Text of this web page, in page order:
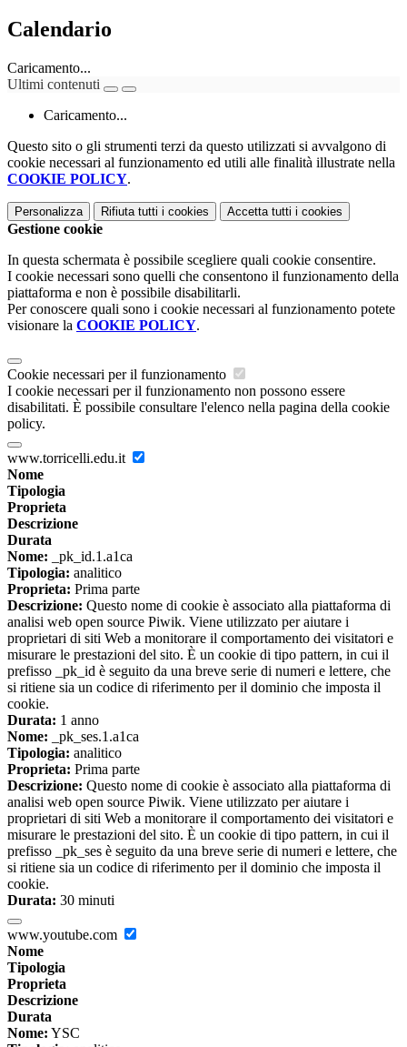
Calendario
Caricamento...
Ultimi contenuti
Caricamento...
Questo sito o gli strumenti terzi da questo utilizzati si avvalgono di
cookie necessari al funzionamento ed utili alle finalità illustrate nella
COOKIE POLICY.
Personalizza Rifiuta tutti i cookies Accetta tutti i cookies
Gestione cookie
In questa schermata è possibile scegliere quali cookie consentire.
I cookie necessari sono quelli che consentono il funzionamento della
piattaforma e non è possibile disabilitarli.
Per conoscere quali sono i cookie necessari al funzionamento potete
visionare la COOKIE POLICY.
Cookie necessari per il funzionamento
I cookie necessari per il funzionamento non possono essere
disabilitati. È possibile consultare l'elenco nella pagina della cookie
policy.
www.torricelli.edu.it
Nome
Tipologia
Proprieta
Descrizione
Durata
Nome: _pk_id.1.a1ca
Tipologia: analitico
Proprieta: Prima parte
Descrizione: Questo nome di cookie è associato alla piattaforma di
analisi web open source Piwik. Viene utilizzato per aiutare i
proprietari di siti Web a monitorare il comportamento dei visitatori e
misurare le prestazioni del sito. È un cookie di tipo pattern, in cui il
prefisso _pk_id è seguito da una breve serie di numeri e lettere, che
si ritiene sia un codice di riferimento per il dominio che imposta il
cookie.
Durata: 1 anno
Nome: _pk_ses.1.a1ca
Tipologia: analitico
Proprieta: Prima parte
Descrizione: Questo nome di cookie è associato alla piattaforma di
analisi web open source Piwik. Viene utilizzato per aiutare i
proprietari di siti Web a monitorare il comportamento dei visitatori e
misurare le prestazioni del sito. È un cookie di tipo pattern, in cui il
prefisso _pk_ses è seguito da una breve serie di numeri e lettere, che
si ritiene sia un codice di riferimento per il dominio che imposta il
cookie.
Durata: 30 minuti
www.youtube.com
Nome
Tipologia
Proprieta
Descrizione
Durata
Nome: YSC